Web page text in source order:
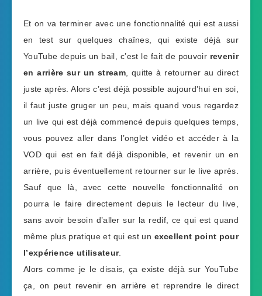
Et on va terminer avec une fonctionnalité qui est aussi
en test sur quelques chaînes, qui existe déjà sur
YouTube depuis un bail, c’est le fait de pouvoir revenir
en arrière sur un stream, quitte à retourner au direct
juste après. Alors c’est déjà possible aujourd’hui en soi,
il faut juste gruger un peu, mais quand vous regardez
un live qui est déjà commencé depuis quelques temps,
vous pouvez aller dans l’onglet vidéo et accéder à la
VOD qui est en fait déjà disponible, et revenir un en
arrière, puis éventuellement retourner sur le live après.
Sauf que là, avec cette nouvelle fonctionnalité on
pourra le faire directement depuis le lecteur du live,
sans avoir besoin d’aller sur la redif, ce qui est quand
même plus pratique et qui est un excellent point pour
l’expérience utilisateur.
Alors comme je le disais, ça existe déjà sur YouTube
ça, on peut revenir en arrière et reprendre le direct